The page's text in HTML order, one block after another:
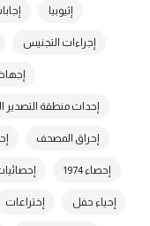
إثيوبيا
إجراءات التجنيس
إحداث منطقة
إحراق المصحف
إحصاء 1974 إحصائيات
إحياء حفل إختراعات